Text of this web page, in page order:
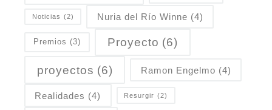
Noticias (2) Nuria del Río Winne (4)
Premios (3) Proyecto (6)
proyectos (6) Ramon Engelmo (4)
Realidades (4) Resurgir (2)